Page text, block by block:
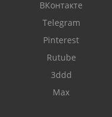
ВКонтакте
Telegram
Pinterest
Rutube
3ddd
Max